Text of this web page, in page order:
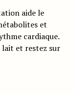
aide le
et
cardiaque.
lait et restez sur